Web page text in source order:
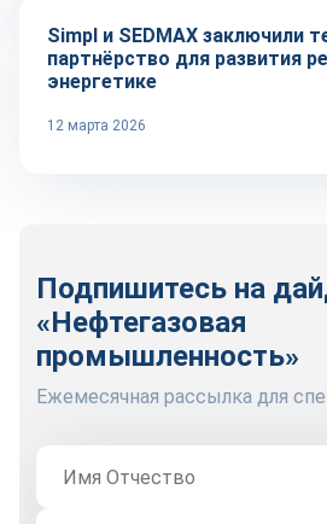
Simpl и SEDMAX заключили
партнёрство для развития
энергетике
12 марта 2026
Подпишитесь на
«Нефтегазовая
промышленность»
Ежемесячная рассылка для